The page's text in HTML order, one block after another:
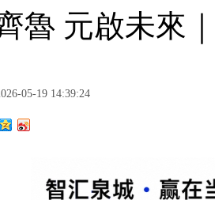
魯 元啟未來
05-19 14:39:24